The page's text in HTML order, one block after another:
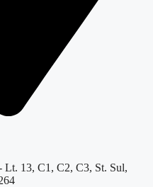
Lt. 13, C1, C2, C3, St. Sul,